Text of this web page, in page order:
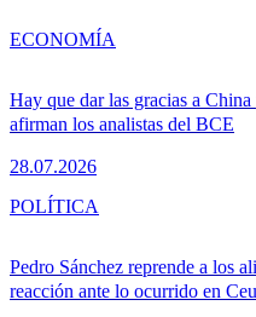
Hay que dar las gracias a
afirman los analistas del BCE
28.07.2026
ECONOMÍA
Pedro Sánchez reprende a los
reacción ante lo ocurrido en
POLÍTICA